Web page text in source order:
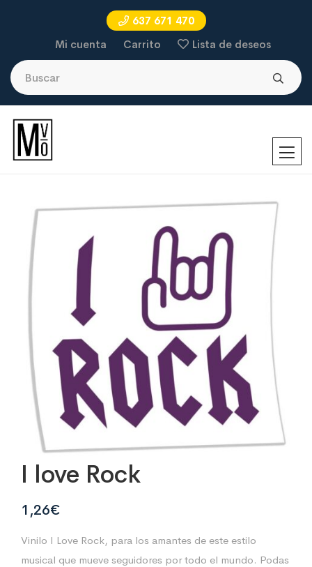
637 671 470
Mi cuenta
Carrito Lista de deseos
I love Rock
1,26€
Vinilo I Love Rock, para los amantes de este estilo
musical que mueve seguidores por todo el mundo. Podas